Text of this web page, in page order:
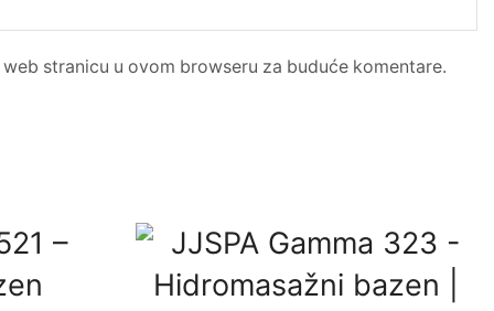
stranicu u ovom browseru za buduće komentare.